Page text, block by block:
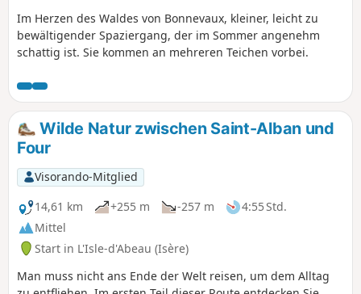
Im Herzen des Waldes von Bonnevaux, kleiner, leicht zu
bewältigender Spaziergang, der im Sommer angenehm
schattig ist. Sie kommen an mehreren Teichen vorbei.
Wilde Natur zwischen Saint-Alban und
Four
Visorando-Mitglied
14,61 km
+255 m -257 m
4:55 Std.
Mittel
Start in L'Isle-d'Abeau (Isère)
Man muss nicht ans Ende der Welt reisen, um dem Alltag